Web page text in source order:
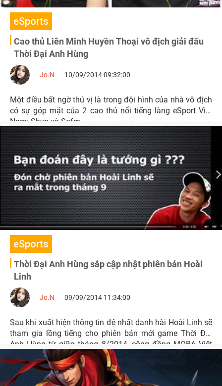
eSports
Cao thủ Liên Minh Huyền Thoại vô địch giải đấu
Thời Đại Anh Hùng
Jo.N 10/09/2014 09:32:00
Một điều bất ngờ thú vị là trong đội hình của nhà vô địch
có sự góp mặt của 2 cao thủ nổi tiếng làng eSport Việt
Nam: Shyn và Sofm.
eSports
Thời Đại Anh Hùng sắp cập nhật phiên bản Hoài
Linh
Jo.N 09/09/2014 11:34:00
Sau khi xuất hiện thông tin đệ nhất danh hài Hoài Linh sẽ
tham gia lồng tiếng cho phiên bản mới game Thời Đại
Anh Hùng từ giữa tháng 8/2014, cộng đồng MOBA Việt
đã rất tò mò và trông ngóng.